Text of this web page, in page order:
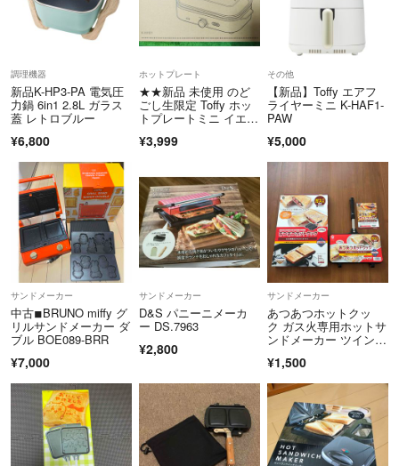
調理機器
新品K-HP3-PA 電気圧
力鍋 6in1 2.8L ガラス
蓋 レトロブルー
¥6,800
ホットプレート
★★新品 未使用 のど
ごし生限定 Toffy ホッ
トプレートミニ イエロ
¥3,999
その他
【新品】Toffy エアフ
ライヤーミニ K-HAF1-
PAW
¥5,000
サンドメーカー
中古◾︎BRUNO miffy グ
リルサンドメーカー ダ
ブル BOE089-BRR
¥7,000
サンドメーカー
D&S パニーニメーカ
ー DS.7963
¥2,800
サンドメーカー
あつあつホットクッ
ク ガス火専用ホットサ
ンドメーカー ツイン(1
¥1,500